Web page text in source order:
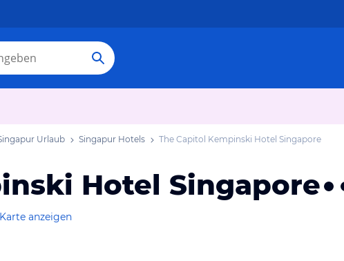
Urlaub Singapur Hotels The Capitol Kempinski Hotel Singapore
Hotel Singapore
anzeigen